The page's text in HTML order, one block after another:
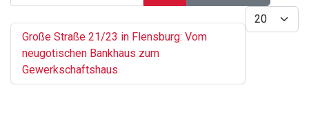
Anzeige #
Große Straße 21/23 in Flensburg: Vom
neugotischen Bankhaus zum
Gewerkschaftshaus